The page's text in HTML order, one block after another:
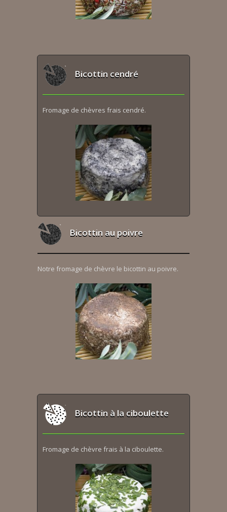
Bicottin cendré
Fromage de chèvres frais cendré.
Bicottin au poivre
Notre fromage de chèvre le bicottin au poivre.
Bicottin à la ciboulette
Fromage de chèvre frais à la ciboulette.